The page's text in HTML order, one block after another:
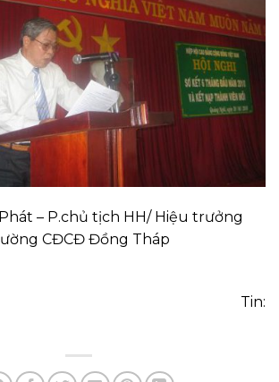
– P.chủ tịch HH/ Hiệu trưởng
CĐCĐ Đồng Tháp